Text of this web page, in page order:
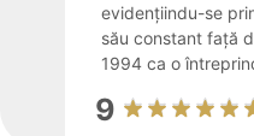
evidențiindu-se
său constant față
1994 ca o
9